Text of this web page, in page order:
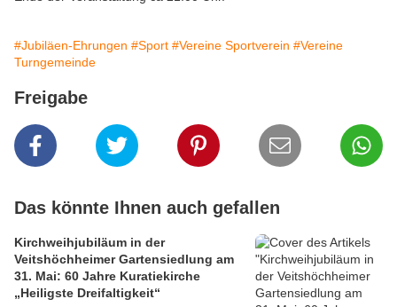
#Jubiläen-Ehrungen #Sport #Vereine Sportverein #Vereine
Turngemeinde
Freigabe
Das könnte Ihnen auch gefallen
Kirchweihjubiläum in der
Veitshöchheimer Gartensiedlung am
31. Mai: 60 Jahre Kuratiekirche
„Heiligste Dreifaltigkeit“